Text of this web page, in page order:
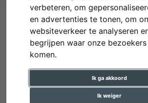
verbeteren, om
en advertenties te tonen, om
websiteverkeer te analyseren
begrijpen waar onze
komen.
Ik ga akkoord
Ik weiger
Kunststof
vanaf